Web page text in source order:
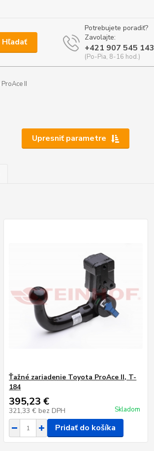
Hľadať
Potrebujete poradiť?
Zavolajte:
+421 907 545 143
(Po-Pia, 8-16 hod.)
II
Upresniť parametre
Ťažné zariadenie Toyota ProAce II, T-
184
395,23 €
321,33 € bez DPH Skladom
Pridať do košíka